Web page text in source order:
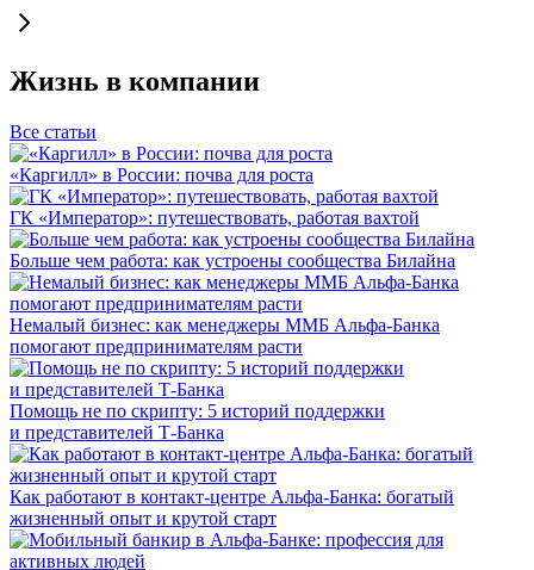
Жизнь в компании
Все статьи
«Каргилл» в России: почва для роста
ГК «Император»: путешествовать, работая вахтой
Больше чем работа: как устроены сообщества Билайна
Немалый бизнес: как менеджеры ММБ Альфа-Банка
помогают предпринимателям расти
Помощь не по скрипту: 5 историй поддержки
и представителей Т-Банка
Как работают в контакт-центре Альфа-Банка: богатый
жизненный опыт и крутой старт